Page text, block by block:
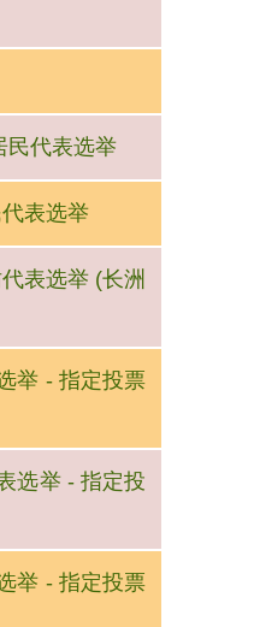
民代表选举
表选举
表选举 (长洲
举 - 指定投票
选举 - 指定投
举 - 指定投票